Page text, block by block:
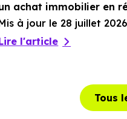
achat immobilier en
à jour le 28 juillet
l'article
Tous